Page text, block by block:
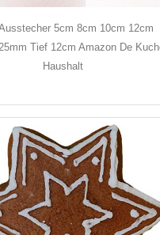
5cm 8cm 10cm 12cm
Tief 12cm Amazon De
Haushalt